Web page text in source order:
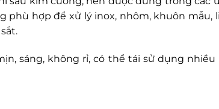
phù hợp để xử lý inox, nhôm, khuôn mẫu,
sáng, không rỉ, có thể tái sử dụng nhiều